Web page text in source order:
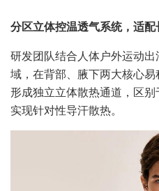
分区立体控温透气系统，适
研发团队结合人体户外运动
域，在背部、腋下两大核心
形成独立立体散热通道，区
实现针对性导汗散热。